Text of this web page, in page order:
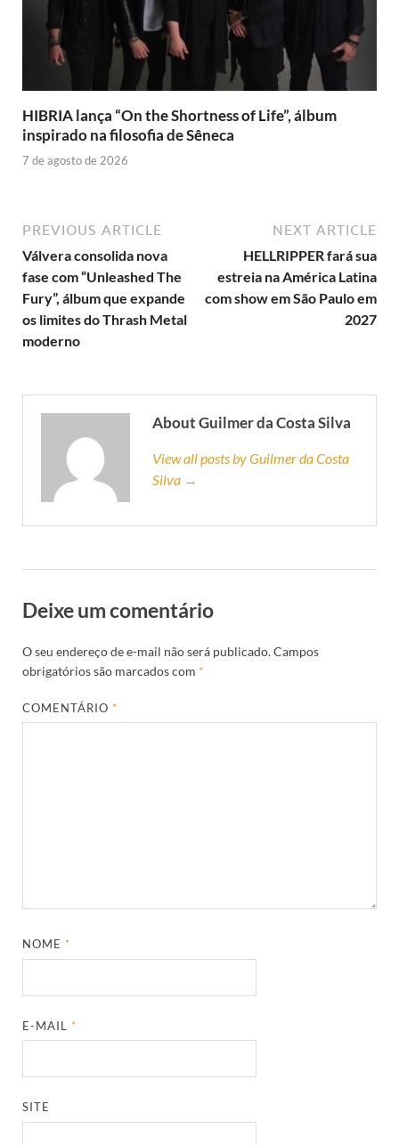
HIBRIA lança “On the Shortness of Life”, álbum
inspirado na filosofia de Sêneca
7 de agosto de 2026
PREVIOUS ARTICLE
Válvera consolida nova
fase com “Unleashed The
Fury”, álbum que expande
os limites do Thrash Metal
moderno
NEXT ARTICLE
HELLRIPPER fará sua
estreia na América Latina
com show em São Paulo em
2027
About Guilmer da Costa Silva
View all posts by Guilmer da Costa
Silva →
Deixe um comentário
O seu endereço de e-mail não será publicado.Campos
obrigatórios são marcados com *
COMENTÁRIO*
NOME*
E-MAIL*
SITE